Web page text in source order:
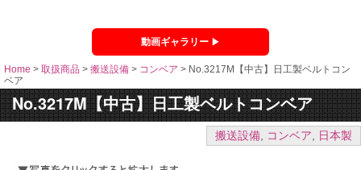
動画ギャラリー
Home > 取扱商品 > 搬送設備 > コンベア > No.3217M【中古】日工製ベルトコン
ベア
No.3217M【中古】日工製ベルトコンベア
搬送設備, コンベア, 日本製